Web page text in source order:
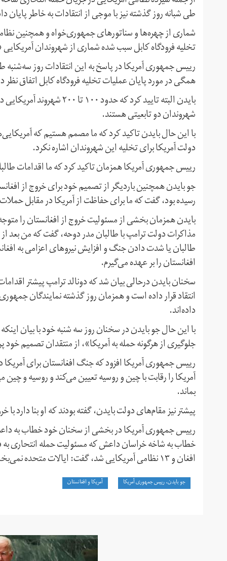
طی شبانه روز گذشته نیز با موجی از انتقادات به خاطر
شماری از چهره‌ها و سناتورهای جمهوری‌خواه و همچنین
تخلیه فرودگاه کابل سبب شده شماری از شهروندان
رییس جمهوری آمریکا در پاسخ به این انتقادات روز
همگی در مورد پایان عملیات تخلیه فرودگاه کابل اتفاق نظر
بایدن البته تایید کرد که
شهروندان دو تابعیتی هستند.
با این حال بایدن تاکید کرد که ما مصمم هستیم که
دولت آمریکا برای تخلیه این شهروندان اشاره نکرد.
رییس جمهوری آمریکا همزمان تاکید کرد که ما اقدامات
جو بایدن همچنین باردیگر از تصمیم خود برای خروج از
رسیده بود، گفت که ما برای حفاظت از آمریکا در مقابل
بایدن همزمان بخشی از مسئولیت خروج از افغانستان را
مذاکرات دولت ترامپ با طالبان مدر دوحه، گفت که من بعد از
طالبان یا شدت دادن جنگ و افزایش نیروهای اعزامی به
افغانستان را بر عهده می‌گیرم.
سخنان بایدن درحالی بیان شد که دونالد ترامپ پیشتر
انتقاد قرار داده است و همزمان روز گذشته نمایندگان
داده‌اند.
با این حال جو بایدن در سخنان روز سه شنبه خود با بیان
جلوگیری از هرگونه حمله به آمریکا»، از منتقدان تصمیم
رییس جمهوری آمریکا افزود که جنگ افغانستان برای آمریکا
آمریکا را رقابت با چین و روسیه تعیین می‌کند و روسیه و
بماند.
پیشتر نیز مقام‌های دولت بایدن، گفته بودند که او بنا دارد
رییس جمهوری آمریکا در بخشی از سخنان خود خطاب به
افغان و ۱۳ نظامی آمریکایی شد، گفت: ایالات متحده نمی‌بخشد و فراموش نمی‌کند، ما شما را شکار می‌کنیم.
جو بایدن، رییس جمهوری آمریکا آمریکا و افغانستان